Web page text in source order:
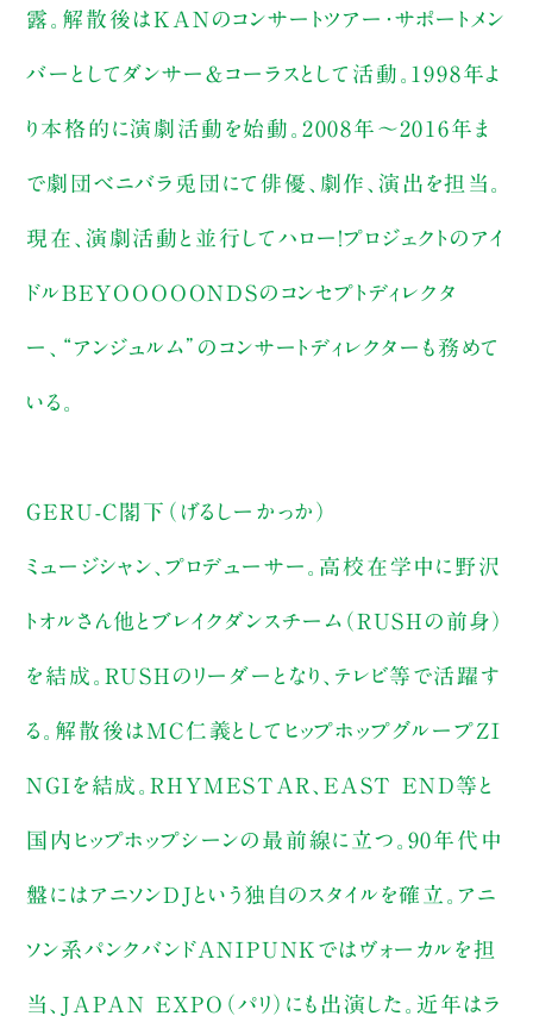
露。解散後はKANのコンサートツアー・サポートメン
バーとしてダンサー＆コーラスとして活動。1998年よ
り本格的に演劇活動を始動。2008年〜2016年ま
で劇団ベニバラ兎団にて俳優、劇作、演出を担当。
現在、演劇活動と並行してハロー！プロジェクトのアイ
ドルBEYOOOOONDSのコンセプトディレクタ
ー、“アンジュルム”のコンサートディレクターも務めて
いる。
GERU-C閣下（げるしーかっか）
ミュージシャン、プロデューサー。高校在学中に野沢
トオルさん他とブレイクダンスチーム（RUSHの前身）
を結成。RUSHのリーダーとなり、テレビ等で活躍す
る。解散後はMC仁義としてヒップホップグループZI
NGIを結成。RHYMESTAR、EAST END等と
国内ヒップホップシーンの最前線に立つ。90年代中
盤にはアニソンDJという独自のスタイルを確立。アニ
ソン系パンクバンドANIPUNKではヴォーカルを担
当、JAPAN EXPO（パリ）にも出演した。近年はラ